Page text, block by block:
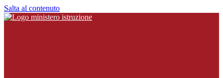
Salta al contenuto